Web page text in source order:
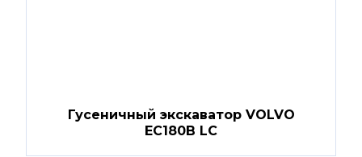
Гусеничный экскаватор VOLVO
EC180B LC